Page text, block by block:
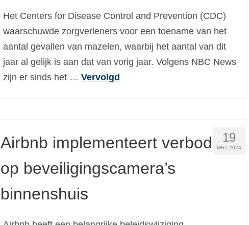
Het Centers for Disease Control and Prevention (CDC)
waarschuwde zorgverleners voor een toename van het
aantal gevallen van mazelen, waarbij het aantal van dit
jaar al gelijk is aan dat van vorig jaar. Volgens NBC News
zijn er sinds het … Vervolgd
19
MRT 2024
Airbnb implementeert verbod
op beveiligingscamera’s
binnenshuis